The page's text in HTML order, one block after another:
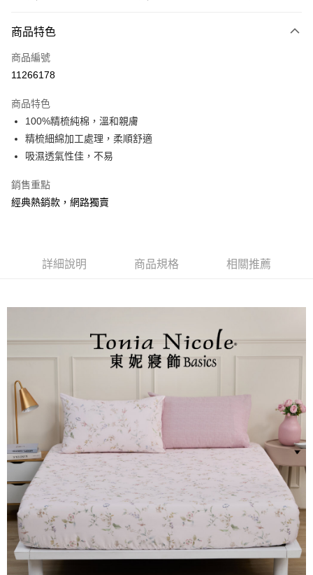
離島宅配
每筆NT$450，滿NT$10,000(含以上)免運費
全館滿$880免運
每筆NT$100，滿NT$880(含以上)免運費
商品特色
商品編號
11266178
商品特色
100%精梳純棉，溫和親膚
精梳細綿加工處理，柔順舒適
吸濕透氣性佳，不易
銷售重點
經典熱銷款，網路獨賣
詳細說明 商品規格 相關推薦